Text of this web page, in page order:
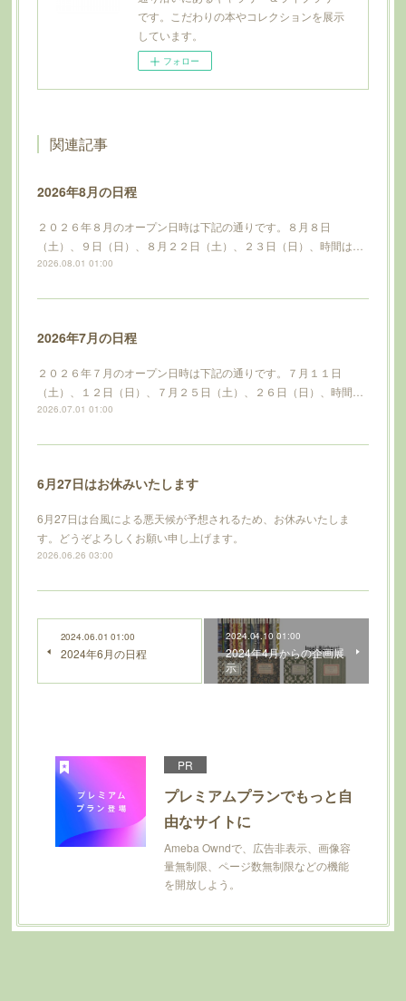
です。こだわりの本やコレクションを展示
しています。
フォロー
関連記事
2026年8月の日程
２０２６年８月のオープン日時は下記の通りです。８月８日
（土）、９日（日）、８月２２日（土）、２３日（日）、時間は…
2026.08.01 01:00
2026年7月の日程
２０２６年７月のオープン日時は下記の通りです。７月１１日
（土）、１２日（日）、７月２５日（土）、２６日（日）、時間…
2026.07.01 01:00
6月27日はお休みいたします
6月27日は台風による悪天候が予想されるため、お休みいたしま
す。どうぞよろしくお願い申し上げます。
2026.06.26 03:00
2024.06.01 01:00
2024年6月の日程
2024.04.10 01:00
2024年4月からの企画展
示
PR
プレミアムプランでもっと自
由なサイトに
Ameba Owndで、広告非表示、画像容
量無制限、ページ数無制限などの機能
を開放しよう。